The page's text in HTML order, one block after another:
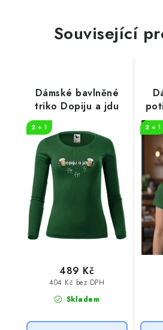
Související
Dámské bavlněné
triko Dopiju a jdu
2 + 1
Skladem
404 Kč bez DPH
489 Kč
2 + 1